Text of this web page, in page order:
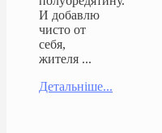
И добавлю
чисто от
себя,
жителя ...
Детальніше...